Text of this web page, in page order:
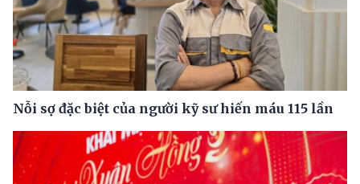
Nỗi sợ đặc biệt của người kỹ sư hiến máu 115 lần